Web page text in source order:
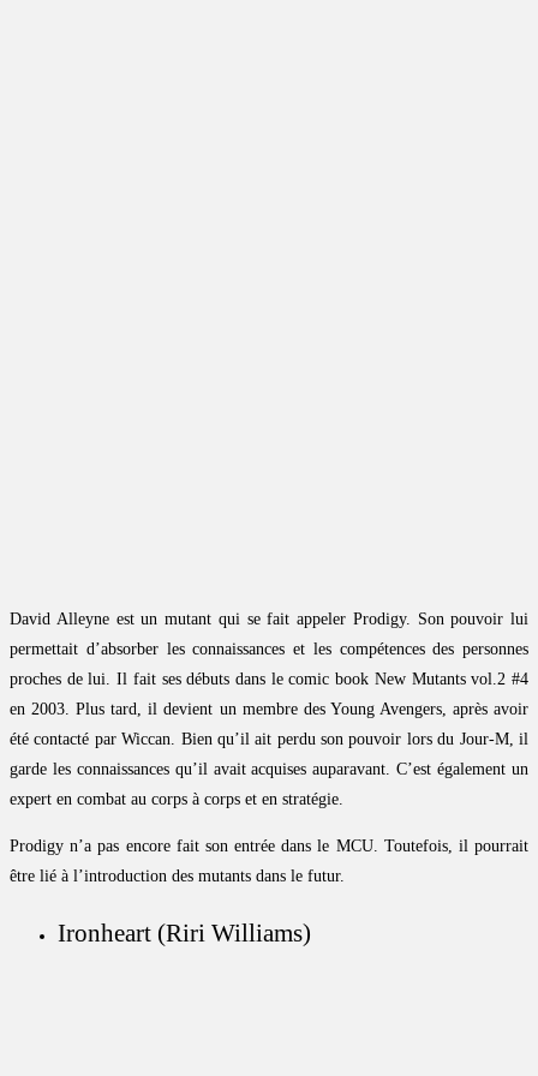
David Alleyne est un mutant qui se fait appeler Prodigy. Son pouvoir lui
permettait d’absorber les connaissances et les compétences des personnes
proches de lui. Il fait ses débuts dans le comic book New Mutants vol.2 #4
en 2003. Plus tard, il devient un membre des Young Avengers, après avoir
été contacté par Wiccan. Bien qu’il ait perdu son pouvoir lors du Jour-M, il
garde les connaissances qu’il avait acquises auparavant. C’est également un
expert en combat au corps à corps et en stratégie.
Prodigy n’a pas encore fait son entrée dans le MCU. Toutefois, il pourrait
être lié à l’introduction des mutants dans le futur.
Ironheart (Riri Williams)